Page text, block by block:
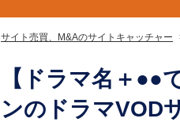
サイト売買、M&Aのサイトキャッチャー
【ドラマ名＋●●
ンのドラマVOD